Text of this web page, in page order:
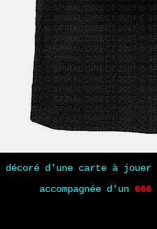
décoré d'une carte à
accompagnée d'un 666